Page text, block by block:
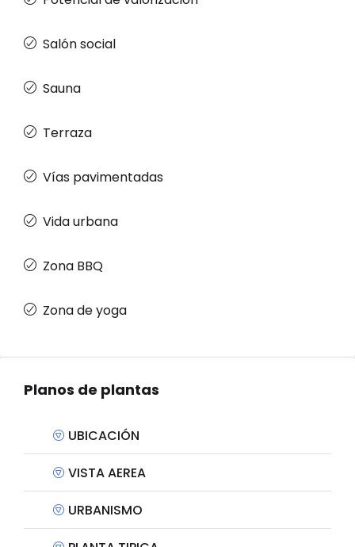
Salón social
Sauna
Terraza
Vías pavimentadas
Vida urbana
Zona BBQ
Zona de yoga
Planos de plantas
UBICACIÓN
VISTA AEREA
URBANISMO